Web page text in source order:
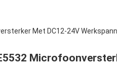
Met DC12-24V